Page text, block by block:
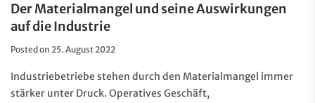
Der Materialmangel und seine Auswirkungen
auf die Industrie
Posted on 25. August 2022
Industriebetriebe stehen durch den Materialmangel immer
stärker unter Druck. Operatives Geschäft,